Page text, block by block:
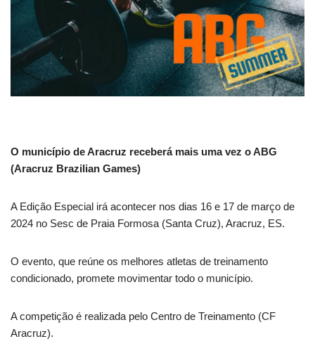
O município de Aracruz receberá mais uma vez o ABG
(Aracruz Brazilian Games)
A Edição Especial irá acontecer nos dias 16 e 17 de março de
2024 no Sesc de Praia Formosa (Santa Cruz), Aracruz, ES.
O evento, que reúne os melhores atletas de treinamento
condicionado, promete movimentar todo o município.
A competição é realizada pelo Centro de Treinamento (CF
Aracruz).